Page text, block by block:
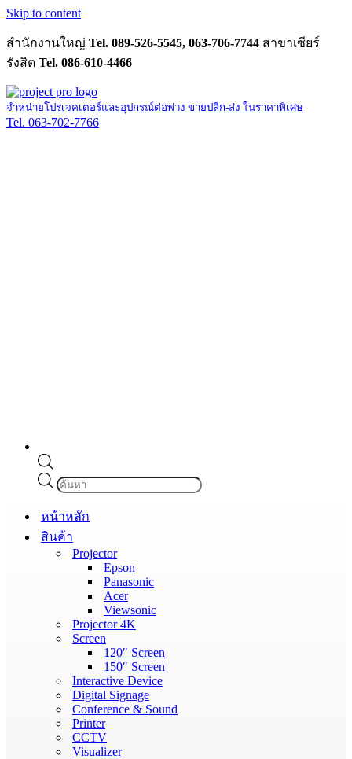
Skip to content
สำนักงานใหญ่ Tel. 089-526-5545, 063-706-7744 สาขาเซียร์
รังสิต Tel. 086-610-4466
จำหน่ายโปรเจคเตอร์และอุปกรณ์ต่อพ่วง ขายปลีก-ส่ง ในราคาพิเศษ
Tel. 063-702-7766
Products
search
หน้าหลัก
สินค้า
Projector
Epson
Panasonic
Acer
Viewsonic
Projector 4K
Screen
120″ Screen
150″ Screen
Interactive Device
Digital Signage
Conference & Sound
Printer
CCTV
Visualizer